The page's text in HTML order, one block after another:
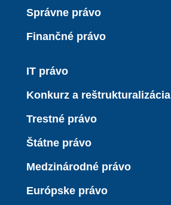
Správne právo
Finančné právo
IT právo
Konkurz a reštrukturalizácia
Trestné právo
Štátne právo
Medzinárodné právo
Európske právo